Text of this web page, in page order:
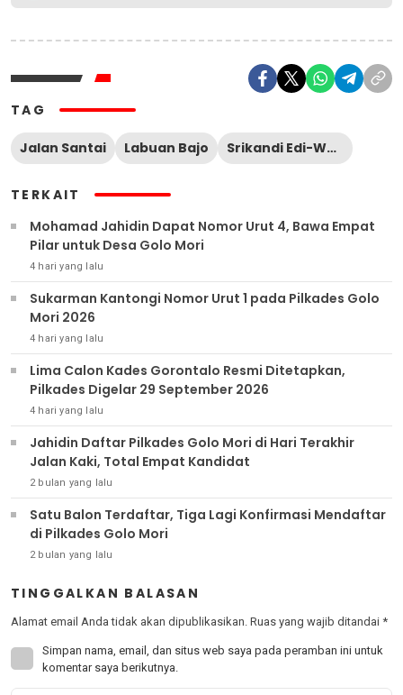
TAG
Jalan Santai Labuan Bajo Srikandi Edi-Weng
TERKAIT
Mohamad Jahidin Dapat Nomor Urut 4, Bawa Empat
Pilar untuk Desa Golo Mori
4 hari yang lalu
Sukarman Kantongi Nomor Urut 1 pada Pilkades Golo
Mori 2026
4 hari yang lalu
Lima Calon Kades Gorontalo Resmi Ditetapkan,
Pilkades Digelar 29 September 2026
4 hari yang lalu
Jahidin Daftar Pilkades Golo Mori di Hari Terakhir
Jalan Kaki, Total Empat Kandidat
2 bulan yang lalu
Satu Balon Terdaftar, Tiga Lagi Konfirmasi Mendaftar
di Pilkades Golo Mori
2 bulan yang lalu
TINGGALKAN BALASAN
Alamat email Anda tidak akan dipublikasikan. Ruas yang wajib ditandai *
Simpan nama, email, dan situs web saya pada peramban ini untuk
komentar saya berikutnya.